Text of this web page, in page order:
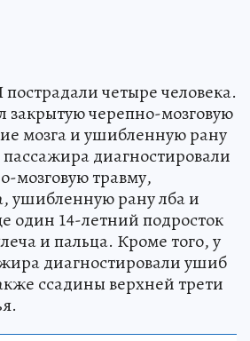
четыре человека.
закрытую черепно-мозговую
мозга и ушибленную рану
пассажира диагностировали
мозговую травму,
ушибленную рану лба и
один 14-летний подросток
и пальца. Кроме того, у
диагностировали ушиб
ссадины верхней трети